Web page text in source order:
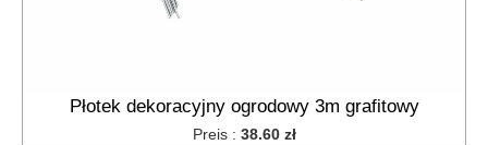
Płotek dekoracyjny ogrodowy 3m grafitowy
Preis : 38.60 zł